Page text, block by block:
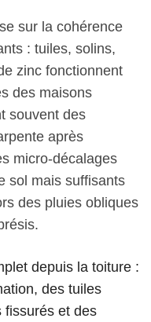
sur la cohérence
: tuiles, solins,
zinc fonctionnent
des maisons
souvent des
après
micro-décalages
sol mais suffisants
des pluies obliques
depuis la toiture :
des tuiles
fissurés et des